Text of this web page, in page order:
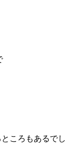
ころもあるでし